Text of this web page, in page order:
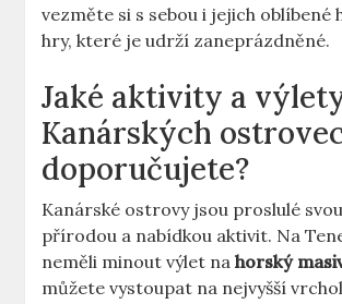
vezměte si s sebou i jejich oblíbené
hry, které je udrží zaneprázdněné.
Jaké aktivity a
Kanárských
doporučujete?
Kanárské ostrovy jsou proslulé
přírodou a nabídkou aktivit. Na
neměli minout výlet nahorský
můžete vystoupat na nejvyšší